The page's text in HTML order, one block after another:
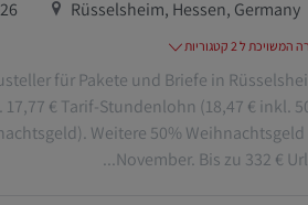
מיקום
Rüsselsheim, Hessen, Germany
ל 2 קטגוריות
für Pakete und Briefe in
17,77 € Tarif-Stundenlohn (18,47 € inkl.
Weitere 50%
November. Bis zu 332 €